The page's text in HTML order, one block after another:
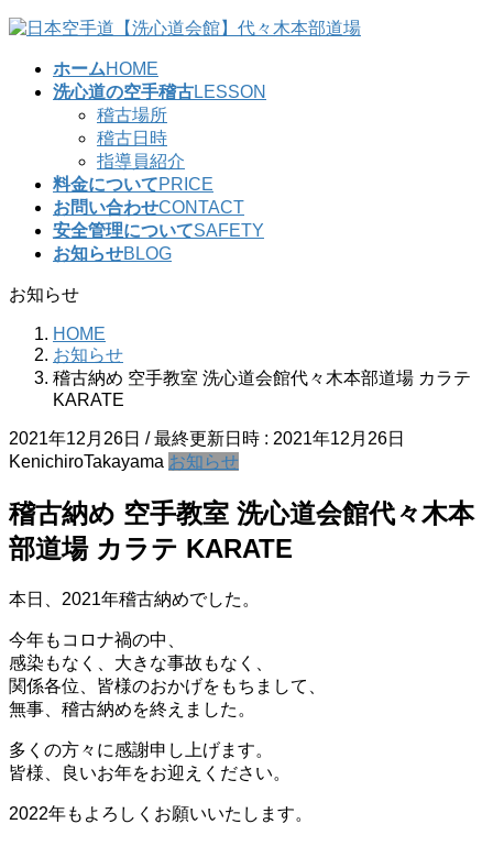
コ
ナ
ホームHOME
洗心道の空手稽古LESSON
稽古場所
稽古日時
指導員紹介
料金についてPRICE
お問い合わせCONTACT
安全管理についてSAFETY
お知らせBLOG
お知らせ
HOME
お知らせ
稽古納め 空手教室 洗心道会館代々木本部道場 カラテ
KARATE
2021年12月26日 / 最終更新日時 : 2021年12月26日
KenichiroTakayama お知らせ
稽古納め 空手教室 洗心道会館代々木本
部道場 カラテ KARATE
本日、2021年稽古納めでした。
今年もコロナ禍の中、
感染もなく、大きな事故もなく、
関係各位、皆様のおかげをもちまして、
無事、稽古納めを終えました。
多くの方々に感謝申し上げます。
皆様、良いお年をお迎えください。
2022年もよろしくお願いいたします。